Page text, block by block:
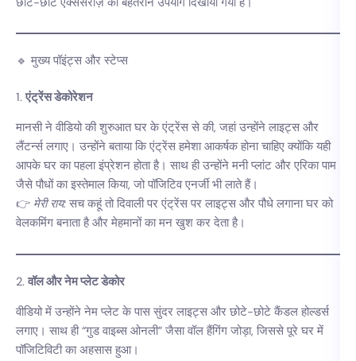
🔹 मुख्य पॉइंट्स और स्टेप्स
1. एंट्रेंस डेकोरेशन
मानसी ने वीडियो की शुरुआत घर के एंट्रेंस से की, जहां उन्होंने लाइट्स और
लैंटर्न्स लगाए। उन्होंने बताया कि एंट्रेंस हमेशा आकर्षक होना चाहिए क्योंकि यही
आपके घर का पहला इंप्रेशन होता है। साथ ही उन्होंने मनी प्लांट और एरिका पाम
जैसे पौधों का इस्तेमाल किया, जो पॉजिटिव एनर्जी भी लाते हैं।
👉 मेरी राय: सच कहूं तो दिवाली पर एंट्रेंस पर लाइट्स और पौधे लगाना घर को
वेलकमिंग बनाता है और मेहमानों का मन खुश कर देता है।
2. वॉल और नेम प्लेट डेकोर
वीडियो में उन्होंने नेम प्लेट के पास सुंदर लाइट्स और छोटे-छोटे कैंडल होल्डर्स
लगाए। साथ ही “गुड वाइब्स ओनली” जैसा वॉल हैंगिंग जोड़ा, जिससे पूरे घर में
पॉजिटिविटी का अहसास हुआ।